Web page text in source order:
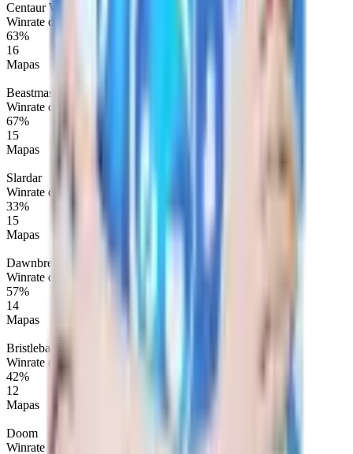
Centaur Warrunner
Winrate de Mapa
63%
16
Mapas
Beastmaster
Winrate de Mapa
67%
15
Mapas
Slardar
Winrate de Mapa
33%
15
Mapas
Dawnbreaker
Winrate de Mapa
57%
14
Mapas
Bristleback
Winrate de Mapa
42%
12
Mapas
Doom
Winrate de Mapa